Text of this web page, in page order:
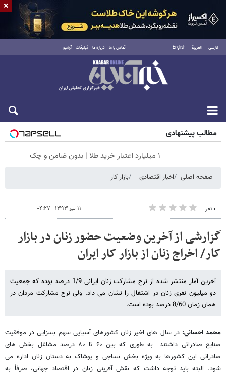
فارسی العربية English تماس با ما درباره ما تبلیغات آرشیو
جمعه ۱۶ مرداد ۱۴۰۵
مطالب پیشنهادی
۱ میلیارد اعتبار خرید طلا | بدون ضامن و چک
صفحه اصلی اخبار اقتصادی بازار کار
۰ نفر ۱۱ تیر ۱۳۹۳ - ۰۴:۲۷
گزارشی از آخرین وضعیت حضور زنان در بازار
کار/ اخراج زنان از بازار کار ایران
آخرین آمار منتشر شده از نرخ مشارکت زنان ایرانی 1/9 درصد بوده که جمعیت
دو میلیون نفری زنان در اشتغال را نشان می داد. ولی نرخ مشارکت مردان در
همان زمان 8/60 درصد بوده است.
محمد احساني: در سال های اخیر زنان کشورهای آسیایی سهم بسزایی در موفقیت
صنایع صادراتی داشتند به طوری که بین ۶۰ تا ۸۰ درصد مشاغل بخش های
صادراتی این کشورها به ویژه بخش نساجی و پوشاک به دستان زنان اداره می
شود. البته باید توجه داشت که نقش آفرینی زنان در اقتصاد جهانی، صرفاً به
×